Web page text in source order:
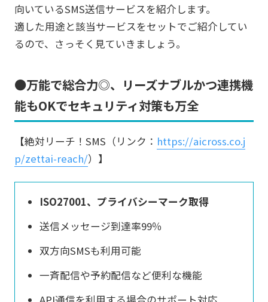
向いているSMS送信サービスを紹介します。
適した用途と該当サービスをセットでご紹介してい
るので、さっそく見ていきましょう。
●万能で総合力◎、リーズナブルかつ連携機
能もOKでセキュリティ対策も万全
【絶対リーチ！SMS（リンク： https://aicross.co.j
p/zettai-reach/）】
ISO27001、プライバシーマーク取得
送信メッセージ到達率99％
双方向SMSも利用可能
一斉配信や予約配信など便利な機能